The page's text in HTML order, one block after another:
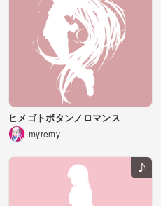
ヒメゴトボタンノロマンス
myremy